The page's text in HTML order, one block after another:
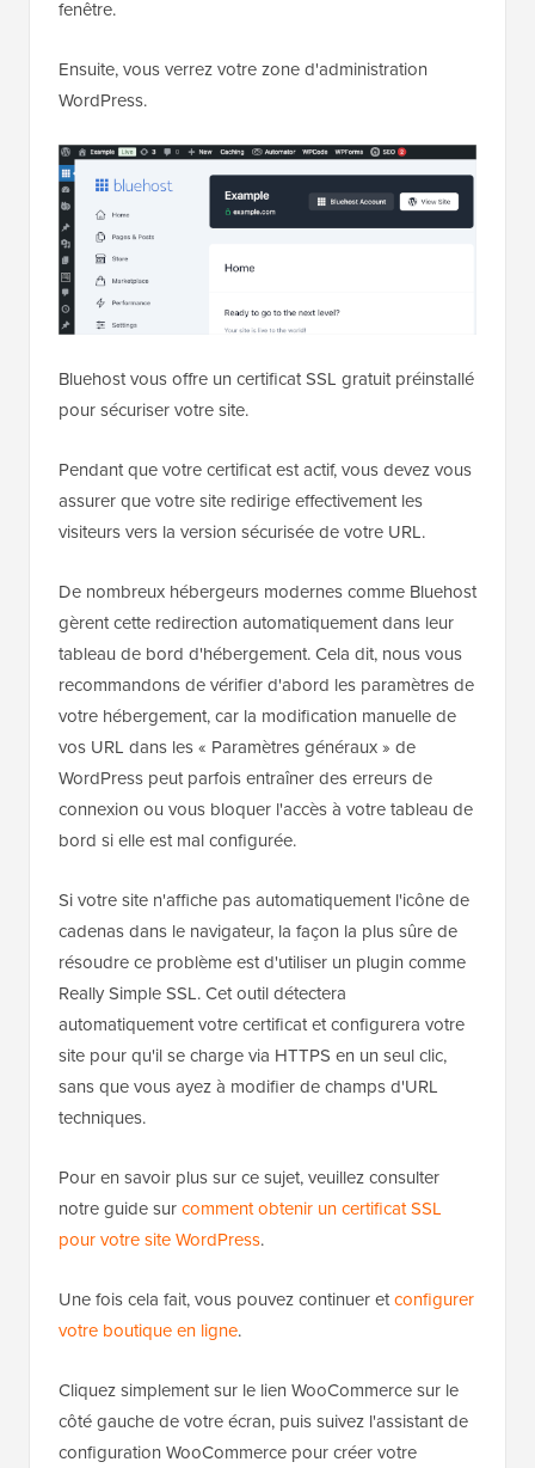
fenêtre.
Ensuite, vous verrez votre zone d'administration
WordPress.
Bluehost vous offre un certificat SSL gratuit préinstallé
pour sécuriser votre site.
Pendant que votre certificat est actif, vous devez vous
assurer que votre site redirige effectivement les
visiteurs vers la version sécurisée de votre URL.
De nombreux hébergeurs modernes comme Bluehost
gèrent cette redirection automatiquement dans leur
tableau de bord d'hébergement. Cela dit, nous vous
recommandons de vérifier d'abord les paramètres de
votre hébergement, car la modification manuelle de
vos URL dans les « Paramètres généraux » de
WordPress peut parfois entraîner des erreurs de
connexion ou vous bloquer l'accès à votre tableau de
bord si elle est mal configurée.
Si votre site n'affiche pas automatiquement l'icône de
cadenas dans le navigateur, la façon la plus sûre de
résoudre ce problème est d'utiliser un plugin comme
Really Simple SSL. Cet outil détectera
automatiquement votre certificat et configurera votre
site pour qu'il se charge via HTTPS en un seul clic,
sans que vous ayez à modifier de champs d'URL
techniques.
Pour en savoir plus sur ce sujet, veuillez consulter
notre guide surcomment obtenir un certificat SSL
pour votre site WordPress.
Une fois cela fait, vous pouvez continuer etconfigurer
votre boutique en ligne.
Cliquez simplement sur le lien WooCommerce sur le
côté gauche de votre écran, puis suivez l'assistant de
configuration WooCommerce pour créer votre